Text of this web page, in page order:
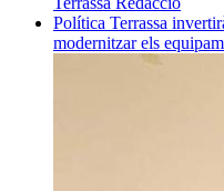
Política Terrassa
modernitzar els